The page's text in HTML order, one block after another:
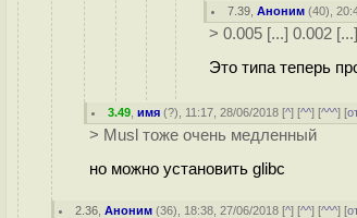
7.39 ,Аноним (40),
> 0.005 [...] 0.002
Это типа теперь
3.49 ,имя (?), 11:17, 28/06/2018 [^] [^^] [^^^] [
> Musl тоже очень медленный
но можно установить glibc
2.36 ,Аноним (36), 18:38, 27/06/2018 [^] [^^] [^^^] [